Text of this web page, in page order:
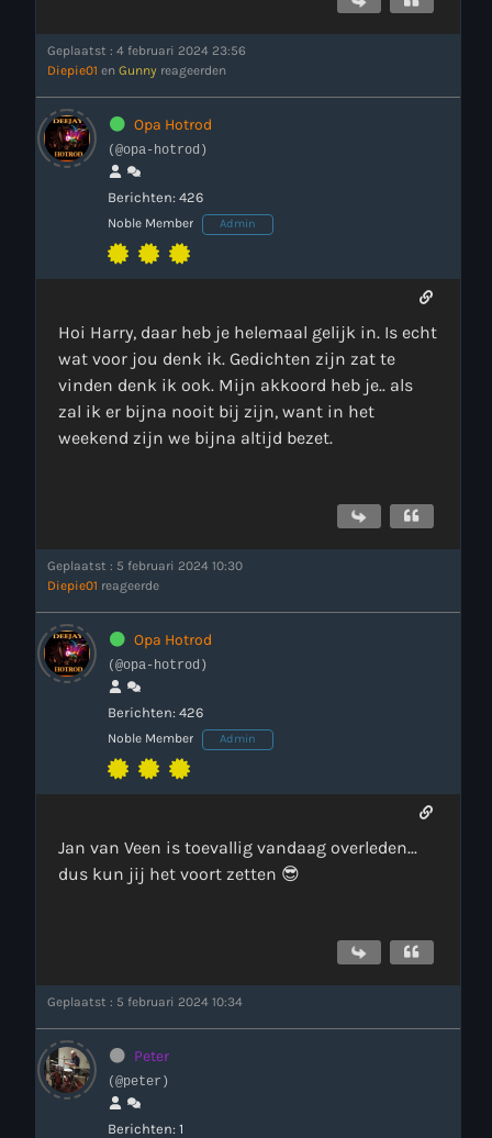
Geplaatst : 4 februari 2024 23:56
Diepie01 en Gunny reageerden
Opa Hotrod
(@opa-hotrod)
Berichten: 426
Noble Member Admin
Hoi Harry, daar heb je helemaal gelijk in. Is echt
wat voor jou denk ik. Gedichten zijn zat te
vinden denk ik ook. Mijn akkoord heb je.. als
zal ik er bijna nooit bij zijn, want in het
weekend zijn we bijna altijd bezet.
Geplaatst : 5 februari 2024 10:30
Diepie01 reageerde
Opa Hotrod
(@opa-hotrod)
Berichten: 426
Noble Member Admin
Jan van Veen is toevallig vandaag overleden...
dus kun jij het voort zetten 😎
Geplaatst : 5 februari 2024 10:34
Peter
(@peter)
Berichten: 1